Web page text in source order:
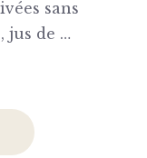
sans
jus de …